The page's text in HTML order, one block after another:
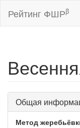
Рейтинг ФШРβ
Общая
Метод